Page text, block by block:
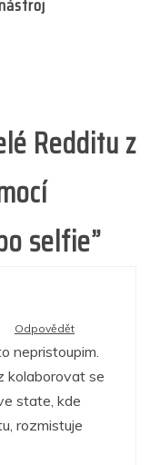
Redditu z
selfie”
Odpovědět
nepristoupim.
kolaborovat se
state, kde
rozmistuje